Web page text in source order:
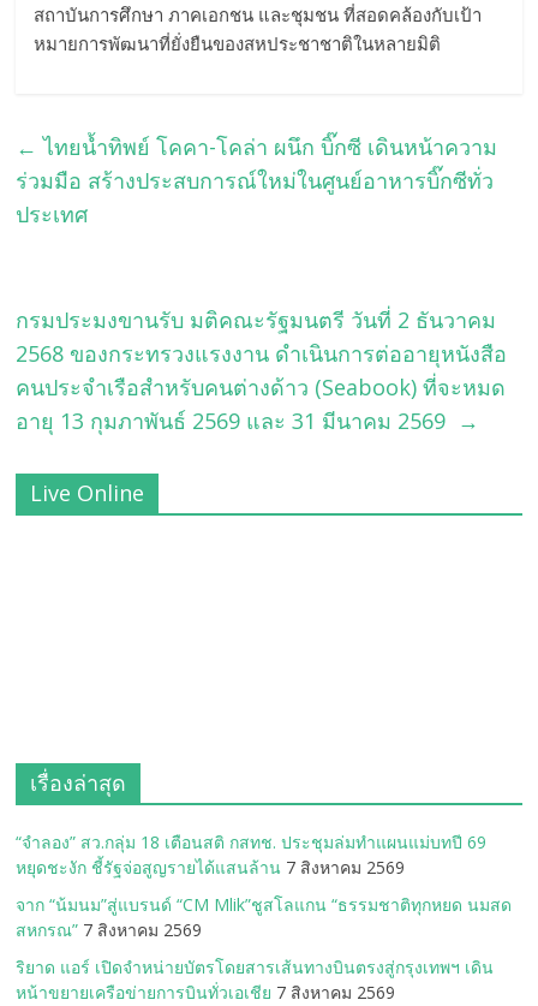
สถาบันการศึกษา ภาคเอกชน และชุมชน ที่สอดคล้องกับเป้า
หมายการพัฒนาที่ยั่งยืนของสหประชาชาติในหลายมิติ
← ไทยน้ำทิพย์ โคคา-โคล่า ผนึก บิ๊กซี เดินหน้าความ
ร่วมมือ สร้างประสบการณ์ใหม่ในศูนย์อาหารบิ๊กซีทั่ว
ประเทศ
กรมประมงขานรับ มติคณะรัฐมนตรี วันที่ 2 ธันวาคม
2568 ของกระทรวงแรงงาน ดำเนินการต่ออายุหนังสือ
คนประจำเรือสำหรับคนต่างด้าว (Seabook) ที่จะหมด
อายุ 13 กุมภาพันธ์ 2569 และ 31 มีนาคม 2569 →
Live Online
เรื่องล่าสุด
“จำลอง” สว.กลุ่ม 18 เตือนสติ กสทช. ประชุมล่มทำแผนแม่บทปี 69
หยุดชะงัก ชี้รัฐจ่อสูญรายได้แสนล้าน 7 สิงหาคม 2569
จาก “น้มนม”สู่แบรนด์ “CM Mlik”ชูสโลแกน “ธรรมชาติทุกหยด นมสด
สหกรณ” 7 สิงหาคม 2569
ริยาด แอร์ เปิดจำหน่ายบัตรโดยสารเส้นทางบินตรงสู่กรุงเทพฯ เดิน
หน้าขยายเครือข่ายการบินทั่วเอเชีย 7 สิงหาคม 2569